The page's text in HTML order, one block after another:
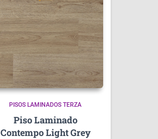
PISOS LAMINADOS TERZA
Piso Laminado
Contempo Light Grey